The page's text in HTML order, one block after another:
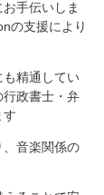
手伝いしま
の支援により
も精通してい
行政書士・弁
す
、音楽関係の